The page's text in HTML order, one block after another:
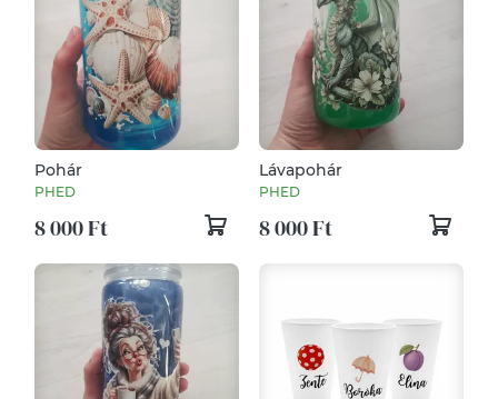
Pohár
PHED
8 000 Ft
Lávapohár
PHED
8 000 Ft